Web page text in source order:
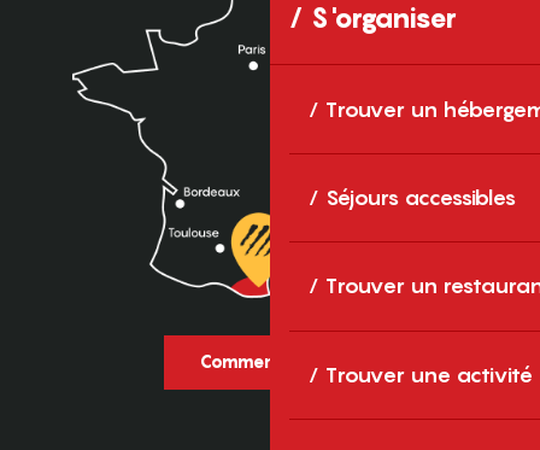
S'organiser
Trouver un
Séjours accessibles
Trouver un
Trouver une activité
Comment venir ?